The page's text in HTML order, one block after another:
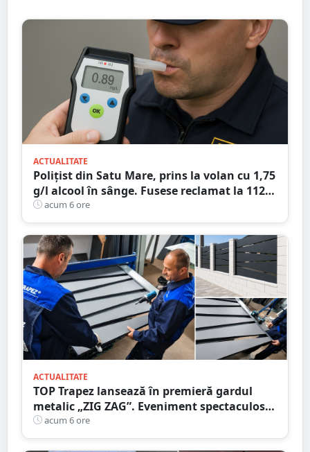
ACTUALITATE
Polițist din Satu Mare, prins la volan cu 1,75
g/l alcool în sânge. Fusese reclamat la 112
că circula pe contrasens
acum 6 ore
ACTUALITATE
TOP Trapez lansează în premieră gardul
metalic „ZIG ZAG”. Eveniment spectaculos
în Grădina Romei
acum 6 ore